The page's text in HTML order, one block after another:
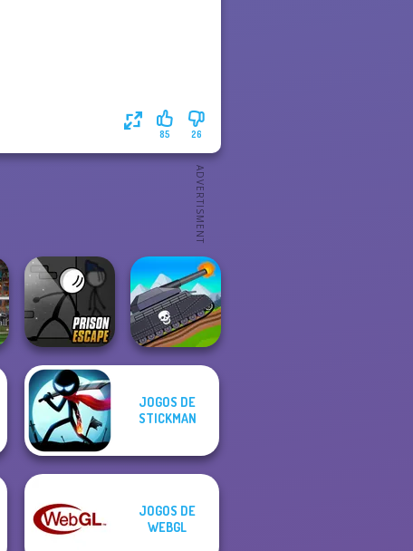
26
85
Prison Escape
Online
Tanks 2D: Tank
Wars
JOGOS DE
STICKMAN
JOGOS DE
WEBGL